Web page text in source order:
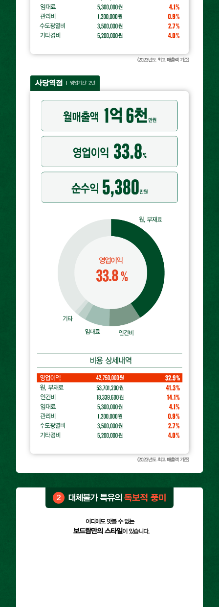
(2023년도 최고 매출액 기준)
사당역점 영업기간: 2년
영업이익
33.8%
(2023년도 최고 매출액 기준)
2 대체불가 특유의 독보적 풍미
어디에도 맛볼 수 없는
보드람만의 스타일이 있습니다.